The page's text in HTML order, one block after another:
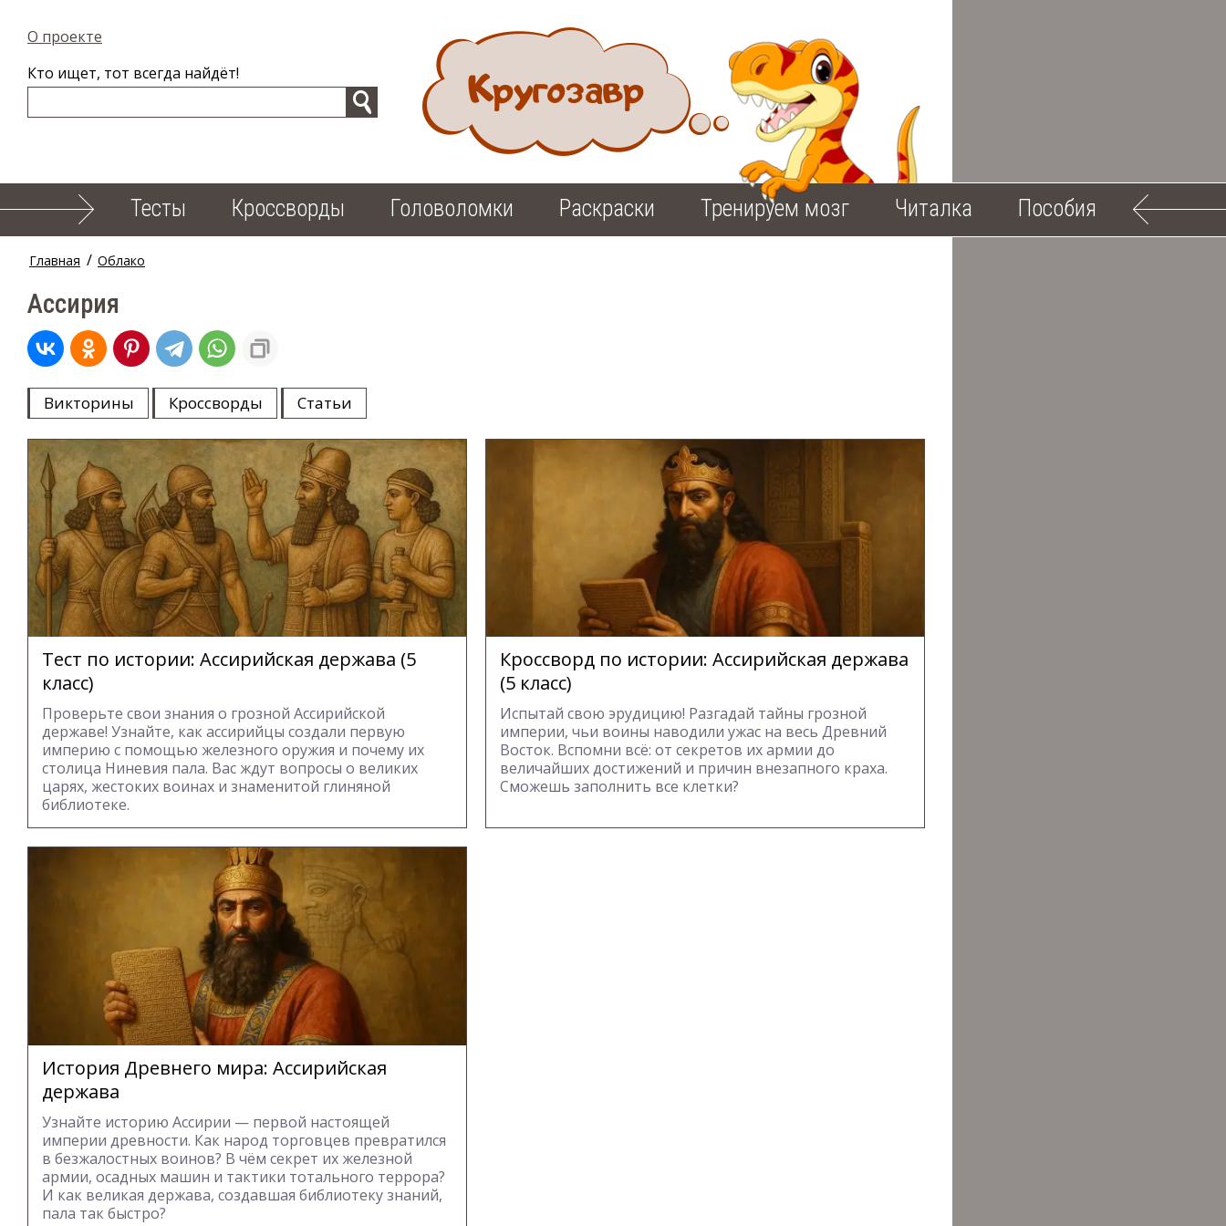
О проекте
Кто ищет, тот всегда найдёт!
Тесты Кроссворды Головоломки Раскраски Тренируем мозг Читалка Пособия
Главная / Облако
Ассирия
Викторины Кроссворды Статьи
Тест по истории: Ассирийская держава (5
класс)
Проверьте свои знания о грозной Ассирийской
державе! Узнайте, как ассирийцы создали первую
империю с помощью железного оружия и почему их
столица Ниневия пала. Вас ждут вопросы о великих
царях, жестоких воинах и знаменитой глиняной
библиотеке.
Кроссворд по истории: Ассирийская держава
(5 класс)
Испытай свою эрудицию! Разгадай тайны грозной
империи, чьи воины наводили ужас на весь Древний
Восток. Вспомни всё: от секретов их армии до
величайших достижений и причин внезапного краха.
Сможешь заполнить все клетки?
История Древнего мира: Ассирийская
держава
Узнайте историю Ассирии — первой настоящей
империи древности. Как народ торговцев превратился
в безжалостных воинов? В чём секрет их железной
армии, осадных машин и тактики тотального террора?
И как великая держава, создавшая библиотеку знаний,
пала так быстро?